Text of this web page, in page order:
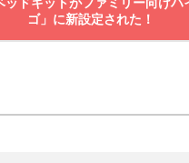
ドキットがファミリー向け
ゴ」に新設定された！